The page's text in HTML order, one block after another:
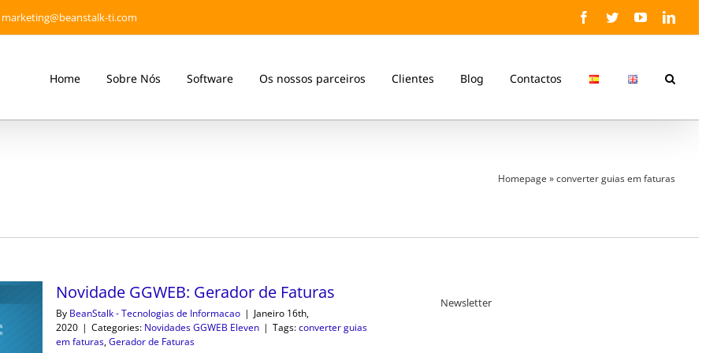
marketing@beanstalk-ti.com Facebook
TwitterYouTube
Home Sobre Nós Software Os nossos parceiros Clientes Blog Contactos
Homepage »converter guias em faturas
Novidade GGWEB: Gerador de Faturas
By BeanStalk - Tecnologias de Informacao | Janeiro 16th,
2020 | Categories: Novidades GGWEB Eleven | Tags:converter guias
em faturas,Gerador de Faturas
Newsletter